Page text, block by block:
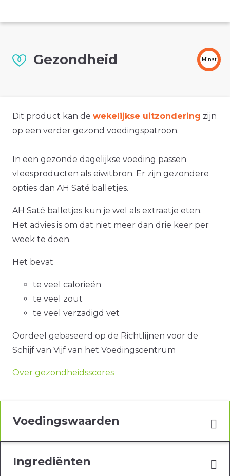
Gezondheid Minst
Dit product kan de wekelijkse uitzondering zijn
op een verder gezond voedingspatroon.
In een gezonde dagelijkse voeding passen
vleesproducten als eiwitbron. Er zijn gezondere
opties dan AH Saté balletjes.
AH Saté balletjes kun je wel als extraatje eten.
Het advies is om dat niet meer dan drie keer per
week te doen.
Het bevat
te veel calorieën
te veel zout
te veel verzadigd vet
Oordeel gebaseerd op de Richtlijnen voor de
Schijf van Vijf van het Voedingscentrum
Over gezondheidsscores
Voedingswaarden
Ingrediënten